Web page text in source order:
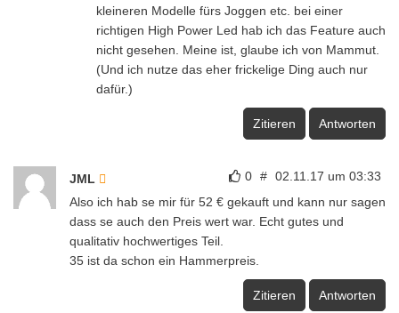
kleineren Modelle fürs Joggen etc. bei einer
richtigen High Power Led hab ich das Feature auch
nicht gesehen. Meine ist, glaube ich von Mammut.
(Und ich nutze das eher frickelige Ding auch nur
dafür.)
Zitieren Antworten
0 # 02.11.17 um 03:33
JML
Also ich hab se mir für 52 € gekauft und kann nur sagen
dass se auch den Preis wert war. Echt gutes und
qualitativ hochwertiges Teil.
35 ist da schon ein Hammerpreis.
Zitieren Antworten